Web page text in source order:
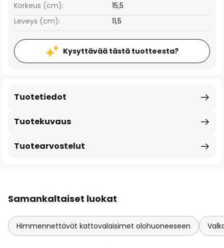
Leveys (cm): 11,5
Korkeus (cm): 15,5
Kysyttävää tästä tuotteesta?
Tuotekuvaus
Tuotetiedot
Tuotearvostelut
Samankaltaiset luokat
Himmennettävät kattovalaisimet olohuoneeseen